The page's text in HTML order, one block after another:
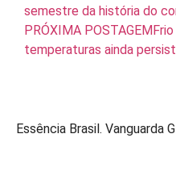
semestre da história do
PRÓXIMA POSTAGEM
temperaturas ainda
Essência Brasil. Vanguarda